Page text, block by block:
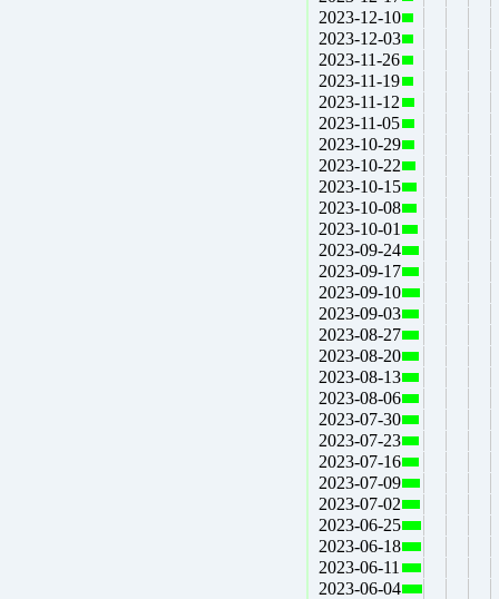
2023-12-10
2023-12-03
2023-11-26
2023-11-19
2023-11-12
2023-11-05
2023-10-29
2023-10-22
2023-10-15
2023-10-08
2023-10-01
2023-09-24
2023-09-17
2023-09-10
2023-09-03
2023-08-27
2023-08-20
2023-08-13
2023-08-06
2023-07-30
2023-07-23
2023-07-16
2023-07-09
2023-07-02
2023-06-25
2023-06-18
2023-06-11
2023-06-04